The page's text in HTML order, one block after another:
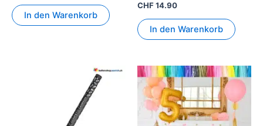
In den Warenkorb
CHF14.90
In den Warenkorb
weist